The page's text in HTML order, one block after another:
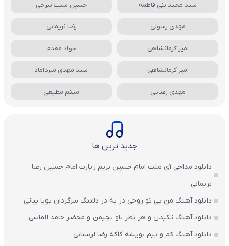
سید مجید بنی فاطمه حسین سیب سرخی
مهدی رسولی رضا نریمانی
امیر کرمانشاهی جواد مقدم
امیر کرمانشاهی سید مهدی میرداماد
مهدی رعنایی میثم مطیعی
جدید ترین ها
دانلود مداحی آی ملت امام حسین بریم زیارت امام حسین رضا
نریمانی
دانلود آهنگ من بی تو روحی در به در دلتنگ سرگردان پویا بیاتی
دانلود آهنگ تکیدن و هر نظر باو بچیمن و محضر حامد الماسی
دانلود آهنگ کم و پیم بویشه کاکه رضا لرستانی